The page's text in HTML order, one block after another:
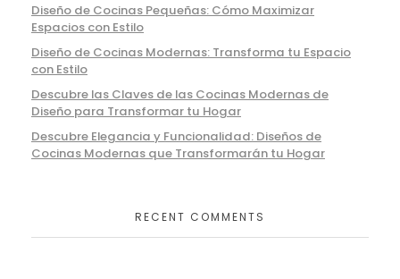
Diseño de Cocinas Pequeñas: Cómo Maximizar
Espacios con Estilo
Diseño de Cocinas Modernas: Transforma tu Espacio
con Estilo
Descubre las Claves de las Cocinas Modernas de
Diseño para Transformar tu Hogar
Descubre Elegancia y Funcionalidad: Diseños de
Cocinas Modernas que Transformarán tu Hogar
RECENT COMMENTS